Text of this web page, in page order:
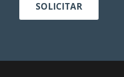
SOLICITAR